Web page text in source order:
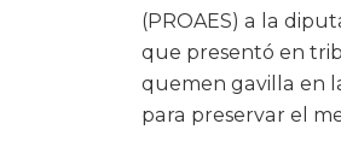
(PROAES) a la
que presentó en
quemen gavilla en
para preservar el